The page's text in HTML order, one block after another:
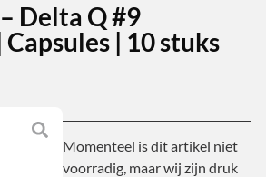
Delta Q #9
| 10 stuks
Momenteel is dit artikel niet
voorradig, maar wij zijn druk